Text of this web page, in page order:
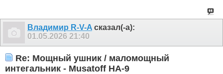
Владимир R-V-A сказал(-а):
01.05.2026 21:40
Re: Мощный ушник / маломощный
интегальник - Musatoff HA-9